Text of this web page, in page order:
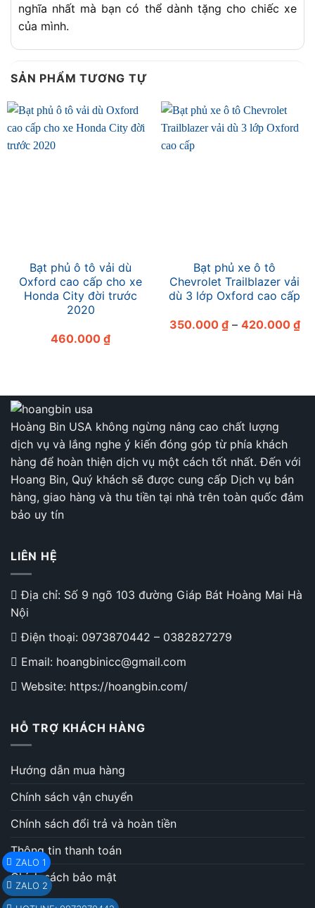
nghĩa nhất mà bạn có thể dành tặng cho chiếc xe
của mình.
SẢN PHẨM TƯƠNG TỰ
Bạt phủ ô tô vải dù
Oxford cao cấp cho xe
Honda City đời trước
2020
460.000 ₫
Bạt phủ xe ô tô
Chevrolet Trailblazer vải
dù 3 lớp Oxford cao cấp
350.000 ₫ – 420.000 ₫
Hoàng Bin USA không ngừng nâng cao chất lượng
dịch vụ và lắng nghe ý kiến đóng góp từ phía khách
hàng để hoàn thiện dịch vụ một cách tốt nhất. Đến với
Hoang Bin, Quý khách sẽ được cung cấp Dịch vụ bán
hàng, giao hàng và thu tiền tại nhà trên toàn quốc đảm
bảo uy tín
LIÊN HỆ
Địa chỉ: Số 9 ngõ 103 đường Giáp Bát Hoàng Mai Hà
Nội
Điện thoại: 0973870442 – 0382827279
Email: hoangbinicc@gmail.com
Website: https://hoangbin.com/
HỖ TRỢ KHÁCH HÀNG
Hướng dẫn mua hàng
Chính sách vận chuyển
Chính sách đổi trả và hoàn tiền
Thông tin thanh toán
Chính sách bảo mật
ZALO 1
ZALO 2